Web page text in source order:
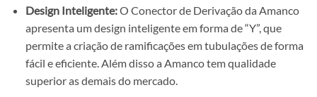
Design Inteligente:O Conector de Derivação da Amanco
apresenta um design inteligente em forma de “Y”, que
permite a criação de ramificações em tubulações de forma
fácil e eficiente. Além disso a Amanco tem qualidade
superior as demais do mercado.